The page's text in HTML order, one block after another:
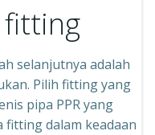
fitting
selanjutnya adalah
Pilih fitting yang
pipa PPR yang
fitting dalam keadaan